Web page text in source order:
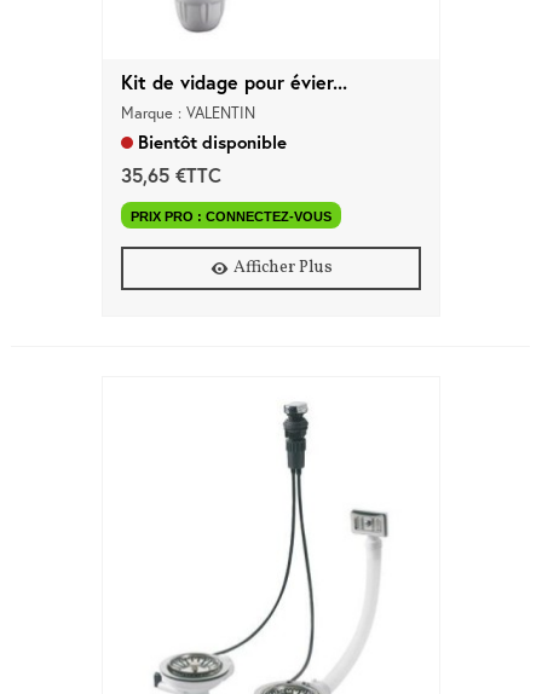
Kit de vidage pour évier...
Marque : VALENTIN
Bientôt disponible
35,65 €TTC
PRIX PRO : CONNECTEZ-VOUS
Afficher Plus